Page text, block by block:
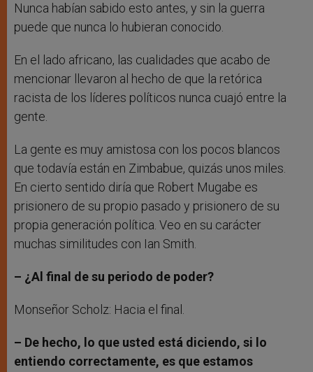
Nunca habían sabido esto antes, y sin la guerra
puede que nunca lo hubieran conocido.
En el lado africano, las cualidades que acabo de
mencionar llevaron al hecho de que la retórica
racista de los líderes políticos nunca cuajó entre la
gente.
La gente es muy amistosa con los pocos blancos
que todavía están en Zimbabue, quizás unos miles.
En cierto sentido diría que Robert Mugabe es
prisionero de su propio pasado y prisionero de su
propia generación política. Veo en su carácter
muchas similitudes con Ian Smith.
– ¿Al final de su periodo de poder?
Monseñor Scholz: Hacia el final.
– De hecho, lo que usted está diciendo, si lo
entiendo correctamente, es que estamos